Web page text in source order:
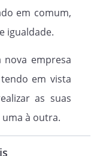
em comum,
igualdade.
empresa
em vista
as suas
à outra.